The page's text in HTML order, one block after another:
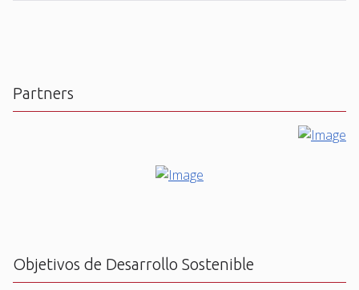
Partners
Objetivos de Desarrollo Sostenible